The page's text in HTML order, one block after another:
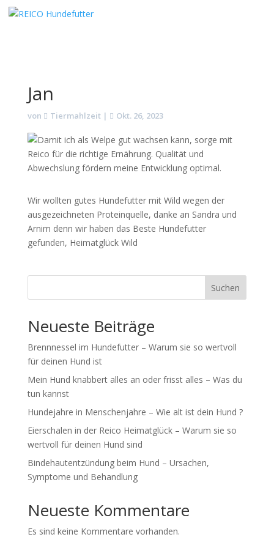
Jan
von Tiermahlzeit| Okt. 26, 2023
Wir wollten gutes Hundefutter mit Wild wegen der
ausgezeichneten Proteinquelle, danke an Sandra und
Arnim denn wir haben das Beste Hundefutter
gefunden, Heimatglück Wild
Suchen
Neueste Beiträge
Brennnessel im Hundefutter – Warum sie so wertvoll
für deinen Hund ist
Mein Hund knabbert alles an oder frisst alles – Was du
tun kannst
Hundejahre in Menschenjahre – Wie alt ist dein Hund ?
Eierschalen in der Reico Heimatglück – Warum sie so
wertvoll für deinen Hund sind
Bindehautentzündung beim Hund – Ursachen,
Symptome und Behandlung
Neueste Kommentare
Es sind keine Kommentare vorhanden.